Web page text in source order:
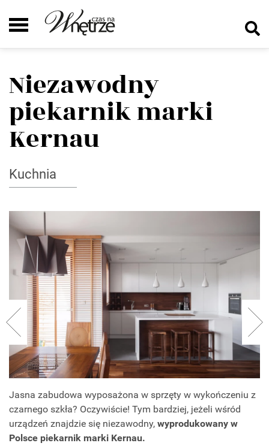
Niezawodny
piekarnik marki
Kernau
Kuchnia
Jasna zabudowa wyposażona w sprzęty w wykończeniu z
czarnego szkła? Oczywiście! Tym bardziej, jeżeli wśród
urządzeń znajdzie się niezawodny, wyprodukowany w
Polsce piekarnik marki Kernau.